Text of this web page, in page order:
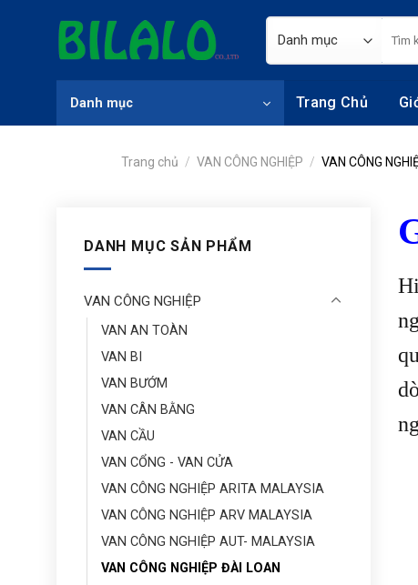
kiếm:
Danh mục Trang Chủ
Trang chủ / VAN CÔNG NGHIỆP / VAN CÔNG
DANH MỤC SẢN PHẨM
VAN CÔNG NGHIỆP
VAN AN TOÀN
VAN BI
VAN BƯỚM
VAN CÂN BẰNG
VAN CẦU
VAN CỔNG - VAN CỬA
VAN CÔNG NGHIỆP ARITA MALAYSIA
VAN CÔNG NGHIỆP ARV MALAYSIA
VAN CÔNG NGHIỆP AUT- MALAYSIA
VAN CÔNG NGHIỆP ĐÀI LOAN